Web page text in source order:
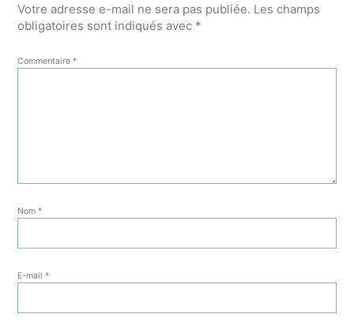
Votre adresse e-mail ne sera pas publiée. Les champs
obligatoires sont indiqués avec *
Commentaire *
Nom *
E-mail *